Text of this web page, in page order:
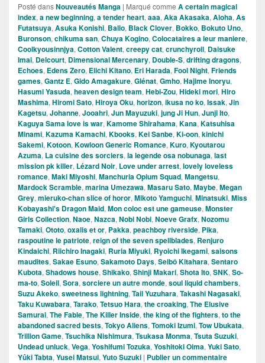
Posté dansNouveautés Manga | Marqué comme A certain magical
index, a new beginning, a tender heart, aaa, Aka Akasaka, Aloha, As
Futatsuya, Asuka Konishi, Ballo, Black Clover, Bokko, Bokuto Uno,
Buronson, chikuma san, Chuya Kogino, Colocataires a leur maniere,
Coolkyousinnjya, Cotton Valent, creepy cat, crunchyroll, Daisuke
Imai, Delcourt, Dimensional Mercenary, Double-S, drifting dragons,
Echoes, Edens Zero, Eiichi Kitano, Eri Harada, Fool Night, Friends
games, Gantz E, Gido Amagakure, Glénat, Gmho, Hajime Inoryu,
Hasumi Yasuda, heaven design team, Hebi-Zou, Hideki mori, Hiro
Mashima, Hiromi Sato, Hiroya Oku, horizon, ikusa no ko, Issak, Jin
Kagetsu, Johanne, Jooahri, Jun Mayuzuki, jung Ji Hun, Junji Ito,
Kaguya Sama love is war, Kamome Shirahama, Kana, Katsuhisa
Minami, Kazuma Kamachi, Kbooks, Kei Sanbe, Ki-oon, kinichi
Sakemi, Kotoon, Kowloon Generic Romance, Kuro, Kyoutarou
Azuma, La cuisine des sorciers, la legende osa nobunaga, last
mission pk killer, Lézard Noir, Love under arrest, lovely loveless
romance, Maki Miyoshi, Manchuria Opium Squad, Mangetsu,
Mardock Scramble, marina Umezawa, Masaru Sato, Maybe, Megan
Grey, mieruko-chan slice of horor, Mikoto Yamguchi, Minatsuki, Miss
Kobayashi's Dragon Maid, Mon coloc est une gameuse, Monster
Girls Collection, Naoe, Nazca, Nobi Nobi, Noeve Grafx, Nozomu
Tamaki, Ototo, oxalis et or, Pakka, peachboy riverside, Pika,
raspoutine le patriote, reign of the seven spellblades, Renjuro
Kindaichi, Riichiro Inagaki, Ruria Miyuki, Ryoichi Ikegami, saisons
maudites, Sakae Esuno, Sakamoto Days, Seibô Kitahara, Sentaro
Kubota, Shadows house, Shikako, Shinji Makari, Shota Ito, SNK, So-
ma-to, Soleil, Sora, sorciere un autre monde, soul liquid chambers,
Suzu Akeko, sweetness lightning, Tail Yuzuhara, Takashi Nagasaki,
Taku Kuwabara, Tarako, Tetsuo Hara, the croaking, The Elusive
Samurai, The Fable, The Killer Inside, the king of the fighters, to the
abandoned sacred bests, Tokyo Aliens, Tomoki Izumi, Tow Ubukata,
Trillion Game, Tsuchika Nishimura, Tsukasa Monma, Tsuta Suzuki,
Undead unluck, Vega, Yoshifumi Tozuka, Yoshitoki Oima, Yuki Sato,
Yûki Tabta, Yusei Matsui, Yuto Suzuki | Publier un commentaire